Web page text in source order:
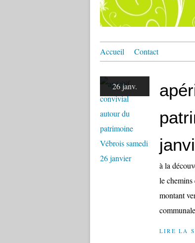
Accueil Contact
26 janv.
à la
le chemins
montant
LIRE LA